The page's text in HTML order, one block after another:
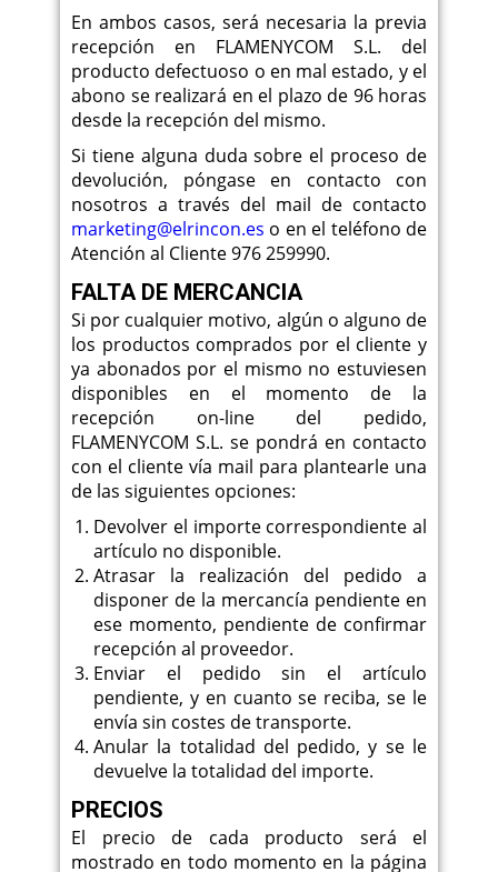
En ambos casos, será necesaria la previa
recepción en FLAMENYCOM S.L. del
producto defectuoso o en mal estado, y el
abono se realizará en el plazo de 96 horas
desde la recepción del mismo.
Si tiene alguna duda sobre el proceso de
devolución, póngase en contacto con
nosotros a través del mail de contacto
marketing@elrincon.es o en el teléfono de
Atención al Cliente 976 259990.
FALTA DE MERCANCIA
Si por cualquier motivo, algún o alguno de
los productos comprados por el cliente y
ya abonados por el mismo no estuviesen
disponibles en el momento de la
recepción on-line del pedido,
FLAMENYCOM S.L. se pondrá en contacto
con el cliente vía mail para plantearle una
de las siguientes opciones:
Devolver el importe correspondiente al
artículo no disponible.
Atrasar la realización del pedido a
disponer de la mercancía pendiente en
ese momento, pendiente de confirmar
recepción al proveedor.
Enviar el pedido sin el artículo
pendiente, y en cuanto se reciba, se le
envía sin costes de transporte.
Anular la totalidad del pedido, y se le
devuelve la totalidad del importe.
PRECIOS
El precio de cada producto será el
mostrado en todo momento en la página